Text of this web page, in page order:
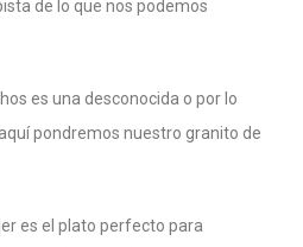
de lo que nos podemos
es una desconocida o por lo
pondremos nuestro granito de
es el plato perfecto para